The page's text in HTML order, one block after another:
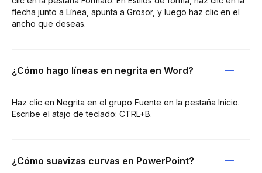
flecha junto a Línea, apunta a Grosor, y luego haz clic en el
ancho que deseas.
¿Cómo hago líneas en negrita en Word?
Haz clic en Negrita en el grupo Fuente en la pestaña Inicio.
Escribe el atajo de teclado: CTRL+B.
¿Cómo suavizas curvas en PowerPoint?